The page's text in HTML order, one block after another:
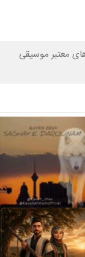
معتبر موسیقی